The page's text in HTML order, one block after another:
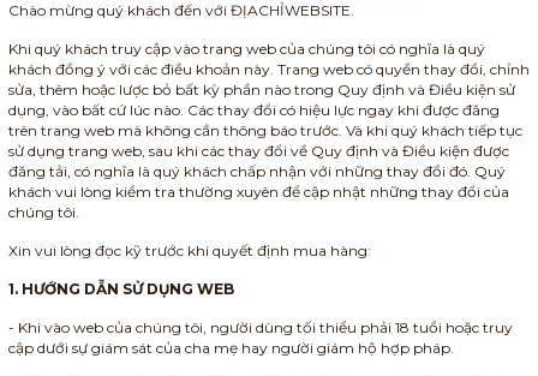
Chào mừng quý khách đến với ĐỊACHỈWEBSITE.
Khi quý khách truy cập vào trang web của chúng tôi có nghĩa là quý
khách đồng ý với các điều khoản này. Trang web có quyền thay đổi, chỉnh
sửa, thêm hoặc lược bỏ bất kỳ phần nào trong Quy định và Điều kiện sử
dụng, vào bất cứ lúc nào. Các thay đổi có hiệu lực ngay khi được đăng
trên trang web mà không cần thông báo trước. Và khi quý khách tiếp tục
sử dụng trang web, sau khi các thay đổi về Quy định và Điều kiện được
đăng tải, có nghĩa là quý khách chấp nhận với những thay đổi đó. Quý
khách vui lòng kiểm tra thường xuyên để cập nhật những thay đổi của
chúng tôi.
Xin vui lòng đọc kỹ trước khi quyết định mua hàng:
1. HƯỚNG DẪN SỬ DỤNG WEB
- Khi vào web của chúng tôi, người dùng tối thiểu phải 18 tuổi hoặc truy
cập dưới sự giám sát của cha mẹ hay người giám hộ hợp pháp.